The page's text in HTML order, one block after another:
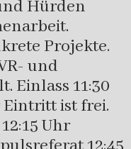
Hürden
Projekte.
und
Einlass 11:30
Eintritt ist frei.
Uhr